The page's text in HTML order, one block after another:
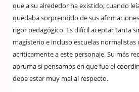
que a su alrededor ha existido; cuando
quedaba sorprendido de sus
rigor pedagógico. Es difícil aceptar tanta
magisterio e incluso escuelas normalistas
acríticamente a este personaje. Su más
abruma si pensamos en que fue el
debe estar muy mal al respecto.